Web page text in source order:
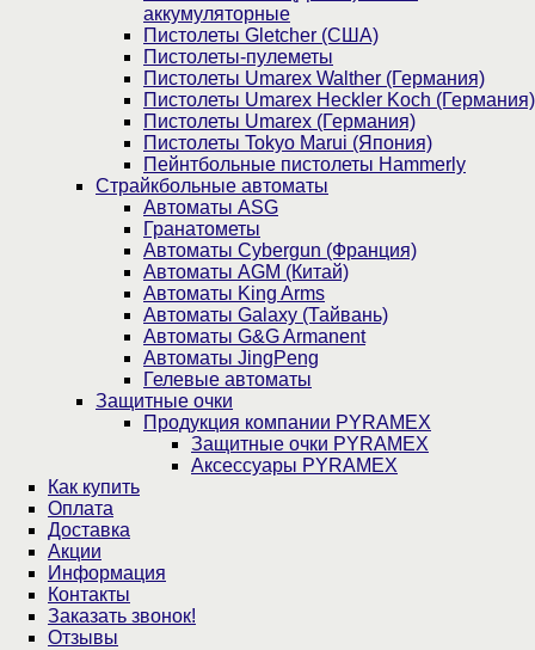
аккумуляторные
Пистолеты Gletcher (США)
Пистолеты-пулеметы
Пистолеты Umarex Walther (Германия)
Пистолеты Umarex Heckler Koch (Германия)
Пистолеты Umarex (Германия)
Пистолеты Tokyo Marui (Япония)
Пейнтбольные пистолеты Hammerly
Страйкбольные автоматы
Автоматы ASG
Гранатометы
Автоматы Cybergun (Франция)
Автоматы AGM (Китай)
Автоматы King Arms
Автоматы Galaxy (Тайвань)
Автоматы G&G Armanent
Автоматы JingPeng
Гелевые автоматы
Защитные очки
Продукция компании PYRAMEX
Защитные очки PYRAMEX
Аксессуары PYRAMEX
Как купить
Оплата
Доставка
Акции
Информация
Контакты
Заказать звонок!
Отзывы